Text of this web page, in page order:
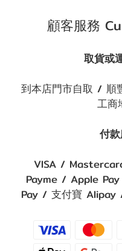
顧客服務
取貨或
到本店門市自取 / 順
工商
付
VISA /
Payme / Apple
Pay / 支付寶 Alipay